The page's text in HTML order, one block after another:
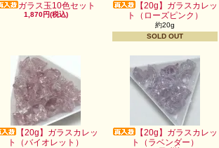
ガラス玉10色セット
1,870円(税込)
【20g】ガラスカレッ
ト（ローズピンク）
約20g
SOLD OUT
【20g】ガラスカレッ
ト（バイオレット）
【20g】ガラスカレッ
ト（ラベンダー）